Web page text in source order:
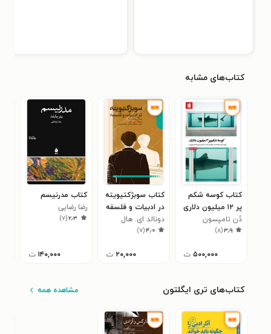
کتاب‌های مشابه
کتاب کوسه شکم
پر ۱۲ میلیون دلاری
دُن تامپسون
۳٫۹(۸)
۵۰۰,۰۰۰ ت
کتاب سوبژکتیویته
در ادبیات و فلسفه
دونالد ای. هال
۴٫۰(۷)
۲۰,۰۰۰ ت
کتاب مدرنیسم
رضا رضایی
۲٫۳(۷)
۱۴۰,۰۰۰ ت
کتاب‌های تری ایگلتون مشاهده همه